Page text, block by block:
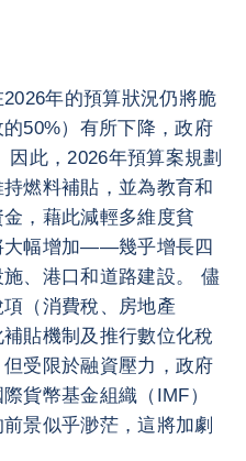
年的預算狀況仍將脆
50%）有所下降，政府
此，2026年預算案規劃
燃料補貼，並為教育和
，藉此減輕多維度貧
大幅增加——幾乎增長四
、港口和道路建設。 儘
（消費稅、房地產
貼機制及推行數位化稅
受限於融資壓力，政府
貨幣基金組織（IMF）
景似乎渺茫，這將加劇